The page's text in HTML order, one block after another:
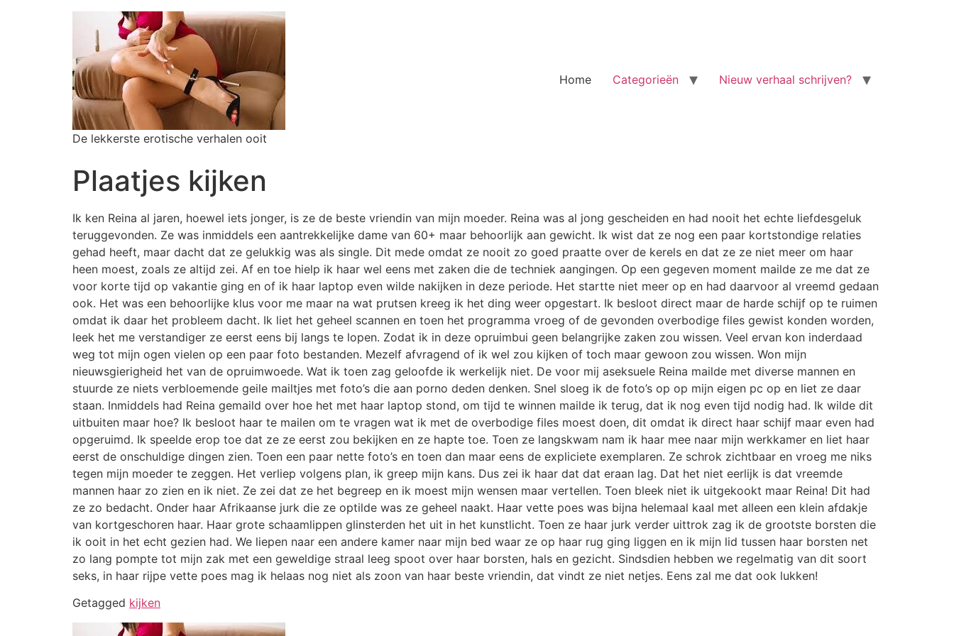
De lekkerste erotische verhalen ooit
Home Categorieën Nieuw verhaal schrijven?
Plaatjes kijken
Ik ken Reina al jaren, hoewel iets jonger, is ze de beste vriendin van mijn moeder. Reina was al jong gescheiden en had nooit het echte liefdesgeluk
teruggevonden. Ze was inmiddels een aantrekkelijke dame van 60+ maar behoorlijk aan gewicht. Ik wist dat ze nog een paar kortstondige relaties
gehad heeft, maar dacht dat ze gelukkig was als single. Dit mede omdat ze nooit zo goed praatte over de kerels en dat ze ze niet meer om haar
heen moest, zoals ze altijd zei. Af en toe hielp ik haar wel eens met zaken die de techniek aangingen. Op een gegeven moment mailde ze me dat ze
voor korte tijd op vakantie ging en of ik haar laptop even wilde nakijken in deze periode. Het startte niet meer op en had daarvoor al vreemd gedaan
ook. Het was een behoorlijke klus voor me maar na wat prutsen kreeg ik het ding weer opgestart. Ik besloot direct maar de harde schijf op te ruimen
omdat ik daar het probleem dacht. Ik liet het geheel scannen en toen het programma vroeg of de gevonden overbodige files gewist konden worden,
leek het me verstandiger ze eerst eens bij langs te lopen. Zodat ik in deze opruimbui geen belangrijke zaken zou wissen. Veel ervan kon inderdaad
weg tot mijn ogen vielen op een paar foto bestanden. Mezelf afvragend of ik wel zou kijken of toch maar gewoon zou wissen. Won mijn
nieuwsgierigheid het van de opruimwoede. Wat ik toen zag geloofde ik werkelijk niet. De voor mij aseksuele Reina mailde met diverse mannen en
stuurde ze niets verbloemende geile mailtjes met foto’s die aan porno deden denken. Snel sloeg ik de foto’s op op mijn eigen pc op en liet ze daar
staan. Inmiddels had Reina gemaild over hoe het met haar laptop stond, om tijd te winnen mailde ik terug, dat ik nog even tijd nodig had. Ik wilde dit
uitbuiten maar hoe? Ik besloot haar te mailen om te vragen wat ik met de overbodige files moest doen, dit omdat ik direct haar schijf maar even had
opgeruimd. Ik speelde erop toe dat ze ze eerst zou bekijken en ze hapte toe. Toen ze langskwam nam ik haar mee naar mijn werkkamer en liet haar
eerst de onschuldige dingen zien. Toen een paar nette foto’s en toen dan maar eens de expliciete exemplaren. Ze schrok zichtbaar en vroeg me niks
tegen mijn moeder te zeggen. Het verliep volgens plan, ik greep mijn kans. Dus zei ik haar dat dat eraan lag. Dat het niet eerlijk is dat vreemde
mannen haar zo zien en ik niet. Ze zei dat ze het begreep en ik moest mijn wensen maar vertellen. Toen bleek niet ik uitgekookt maar Reina! Dit had
ze zo bedacht. Onder haar Afrikaanse jurk die ze optilde was ze geheel naakt. Haar vette poes was bijna helemaal kaal met alleen een klein afdakje
van kortgeschoren haar. Haar grote schaamlippen glinsterden het uit in het kunstlicht. Toen ze haar jurk verder uittrok zag ik de grootste borsten die
ik ooit in het echt gezien had. We liepen naar een andere kamer naar mijn bed waar ze op haar rug ging liggen en ik mijn lid tussen haar borsten net
zo lang pompte tot mijn zak met een geweldige straal leeg spoot over haar borsten, hals en gezicht. Sindsdien hebben we regelmatig van dit soort
seks, in haar rijpe vette poes mag ik helaas nog niet als zoon van haar beste vriendin, dat vindt ze niet netjes. Eens zal me dat ook lukken!
Getagged kijken